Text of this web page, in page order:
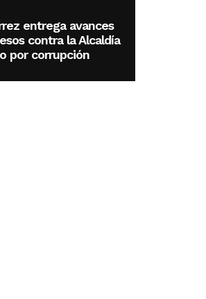
entrega avances
contra la Alcaldía
por corrupción